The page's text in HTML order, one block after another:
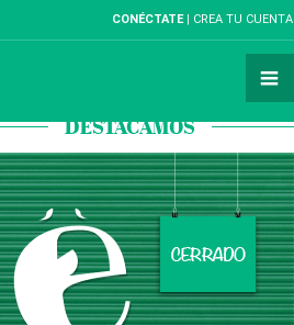
CONÉCTATE CREA TU CUENTA
DESTACAMOS